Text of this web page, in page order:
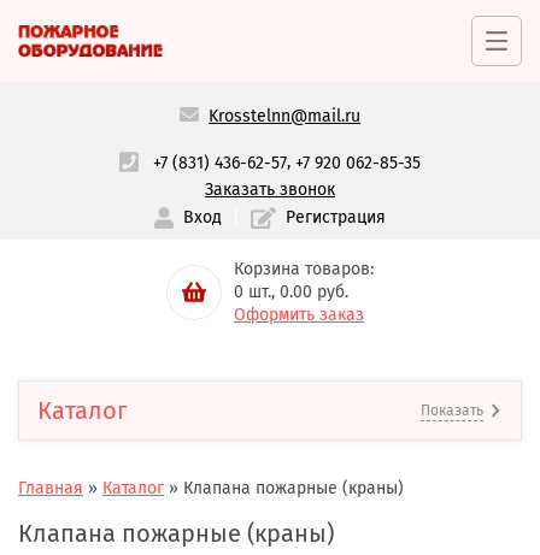
Krosstelnn@mail.ru
+7 (831) 436-62-57,+7 920 062-85-35
Заказать звонок
Вход
Регистрация
Корзина товаров:
0 шт., 0.00 руб.
Оформить заказ
Каталог Показать
Главная » Каталог » Клапана пожарные (краны)
Клапана пожарные (краны)